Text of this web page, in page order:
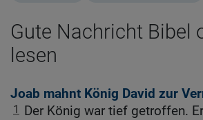
Gute Nachricht Bibel
lesen
Joab mahnt König David zur
1
Der König war tief getroffen.